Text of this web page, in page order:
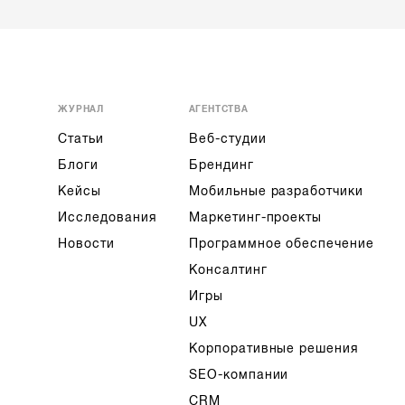
ЖУРНАЛ
Статьи
Блоги
Кейсы
Исследования
Новости
АГЕНТСТВА
Веб-студии
Брендинг
Мобильные разработчики
Маркетинг-проекты
Программное обеспечение
Консалтинг
Игры
UX
Корпоративные решения
SEO-компании
CRM